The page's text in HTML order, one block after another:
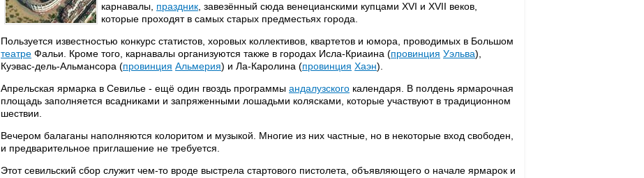
карнавалы, праздник , завезённый сюда венецианскими купцами XVI и XVII веков,
которые проходят в самых старых предместьях города.
Пользуется известностью конкурс статистов, хоровых коллективов, квартетов и юмора, проводимых в Большом
театре Фальи. Кроме того, карнавалы организуются также в городах Исла-Криаина (провинция Уэльва),
Куэвас-дель-Альмансора (провинция Альмерия) и Ла-Каролина (провинция Хаэн).
Апрельская ярмарка в Севилье - ещё один гвоздь программы андалузского календаря. В полдень ярмарочная
площадь заполняется всадниками и запряженными лошадьми колясками, которые участвуют в традиционном
шествии.
Вечером балаганы наполняются колоритом и музыкой. Многие из них частные, но в некоторые вход свободен,
и предварительное приглашение не требуется.
Этот севильский сбор служит чем-то вроде выстрела стартового пистолета, объявляющего о начале ярмарок и